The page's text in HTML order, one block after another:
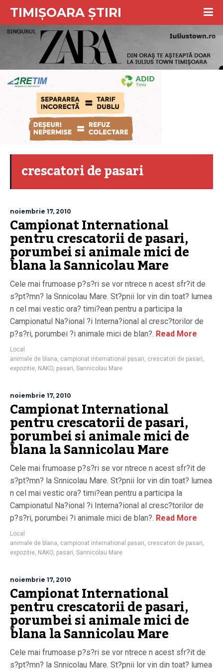
TIMIȘOARA ȘTIRI
crescatori de pasari
noiembrie 17, 2010
Campionat International
pentru crescatorii de pasari,
porumbei si animale mici de
blana la Sannicolau Mare
Cele mai frumoase p?s?ri se vor ntrece n acest sfr?it de
s?pt?mn? la Snnicolau Mare. St?pnii lor vin din toat? lumea
n cel mai vestic ora? timi?ean pentru a participa la
Campionatul Na?ional ?i Interna?ional al cresc?torilor de
p?s?ri, porumbei ?i animale mici de blan?. Read More
Local
animale de blana, campionat international pasari, crescatori de pasari,
expozitie, NAKO, pasari, Sannicolau Mare
noiembrie 17, 2010
Campionat International
pentru crescatorii de pasari,
porumbei si animale mici de
blana la Sannicolau Mare
Cele mai frumoase p?s?ri se vor ntrece n acest sfr?it de
s?pt?mn? la Snnicolau Mare. St?pnii lor vin din toat? lumea
n cel mai vestic ora? timi?ean pentru a participa la
Campionatul Na?ional ?i Interna?ional al cresc?torilor de
p?s?ri, porumbei ?i animale mici de blan?. Read More
Local
animale de blana, campionat international pasari, crescatori de pasari,
expozitie, NAKO, pasari, Sannicolau Mare
noiembrie 17, 2010
Campionat International
pentru crescatorii de pasari,
porumbei si animale mici de
blana la Sannicolau Mare
Cele mai frumoase p?s?ri se vor ntrece n acest sfr?it de
s?pt?mn? la Snnicolau Mare. St?pnii lor vin din toat? lumea